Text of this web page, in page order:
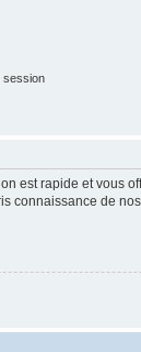
session
est rapide et
connaissance de